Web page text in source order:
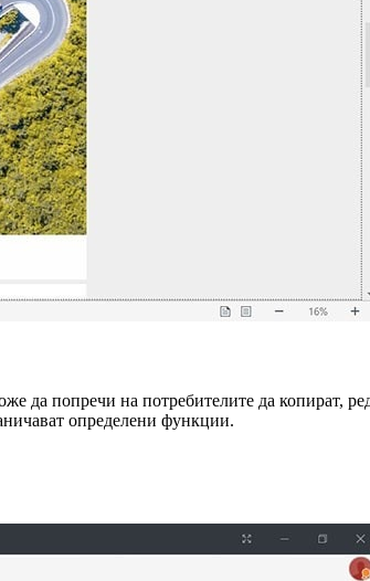
да попречи на потребителите да копират,
определени функции.